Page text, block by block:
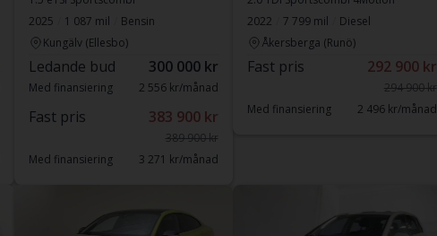
2025
1 087 mil
Bensin
Kungälv (Ellesbo)
Ledande bud 300 000 kr
Med finansiering 2 556 kr/månad
Fast pris 383 900 kr
389 900 kr
Med finansiering
3 271 kr/månad
2022
7 799 mil
Diesel
Åkersberga (Runö)
Fast pris 292 900 kr
294 900 kr
Med finansiering
2 496 kr/månad